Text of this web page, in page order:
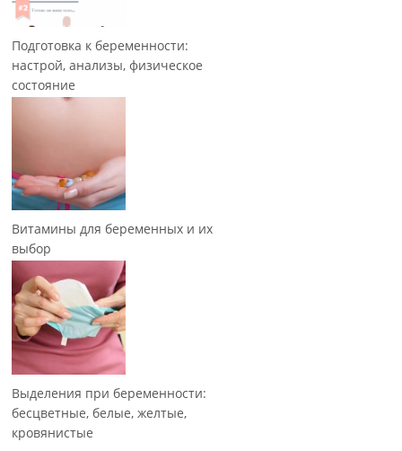
Подготовка к беременности:
настрой, анализы, физическое
состояние
Витамины для беременных и их
выбор
Выделения при беременности:
бесцветные, белые, желтые,
кровянистые